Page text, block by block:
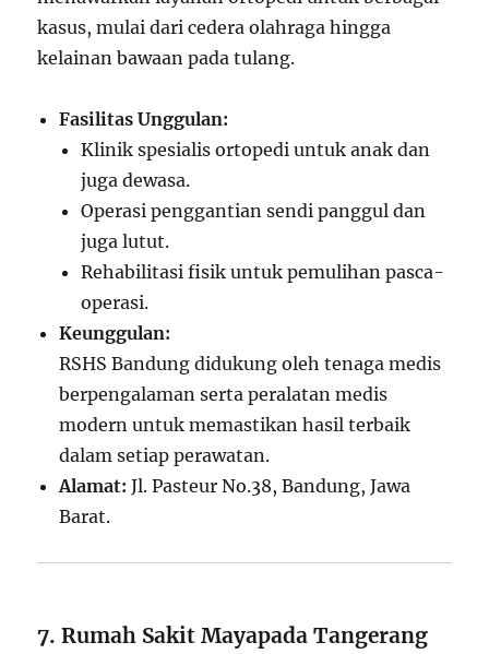
kasus, mulai dari cedera olahraga hingga
kelainan bawaan pada tulang.
Fasilitas Unggulan:
Klinik spesialis ortopedi untuk anak dan
juga dewasa.
Operasi penggantian sendi panggul dan
juga lutut.
Rehabilitasi fisik untuk pemulihan pasca-
operasi.
Keunggulan:
RSHS Bandung didukung oleh tenaga medis
berpengalaman serta peralatan medis
modern untuk memastikan hasil terbaik
dalam setiap perawatan.
Alamat: Jl. Pasteur No.38, Bandung, Jawa
Barat.
7. Rumah Sakit Mayapada Tangerang